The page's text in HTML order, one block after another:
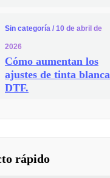
Sin categoría / 10 de abril de
2026
Cómo aumentan los
ajustes de tinta blanca
DTF.
rápido